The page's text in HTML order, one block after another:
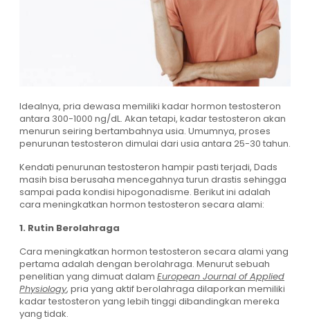
Idealnya, pria dewasa memiliki kadar hormon testosteron
antara 300-1000 ng/dL. Akan tetapi, kadar testosteron akan
menurun seiring bertambahnya usia. Umumnya, proses
penurunan testosteron dimulai dari usia antara 25-30 tahun.
Kendati penurunan testosteron hampir pasti terjadi, Dads
masih bisa berusaha mencegahnya turun drastis sehingga
sampai pada kondisi hipogonadisme. Berikut ini adalah
cara meningkatkan hormon testosteron secara alami:
1. Rutin Berolahraga
Cara meningkatkan hormon testosteron secara alami yang
pertama adalah dengan berolahraga. Menurut sebuah
penelitian yang dimuat dalam European Journal of Applied
Physiology, pria yang aktif berolahraga dilaporkan memiliki
kadar testosteron yang lebih tinggi dibandingkan mereka
yang tidak.